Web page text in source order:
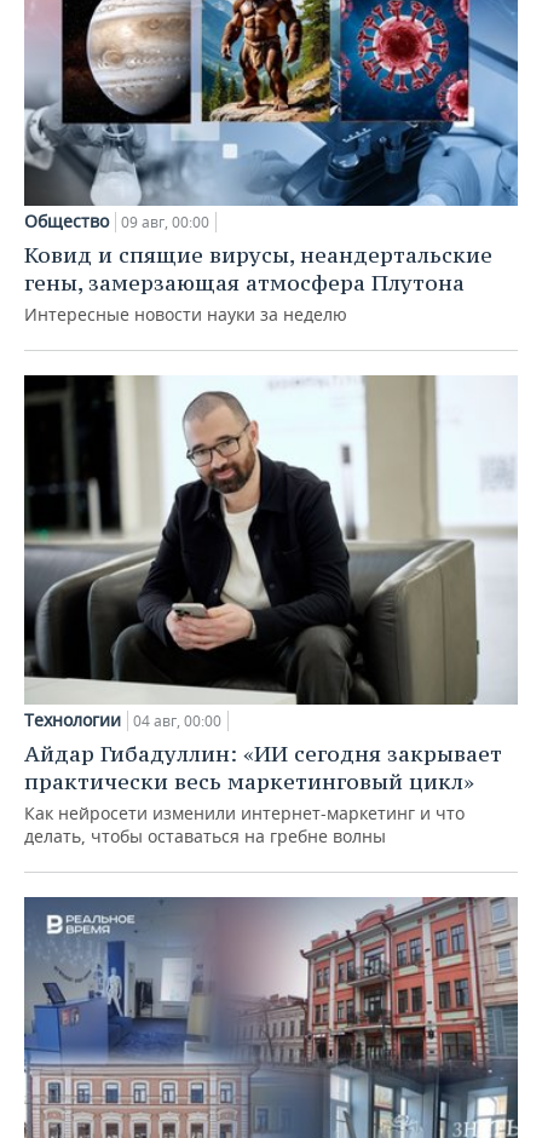
Общество 09 авг, 00:00
Ковид и спящие вирусы, неандертальские
гены, замерзающая атмосфера Плутона
Интересные новости науки за неделю
Технологии 04 авг, 00:00
Айдар Гибадуллин: «ИИ сегодня закрывает
практически весь маркетинговый цикл»
Как нейросети изменили интернет-маркетинг и что
делать, чтобы оставаться на гребне волны